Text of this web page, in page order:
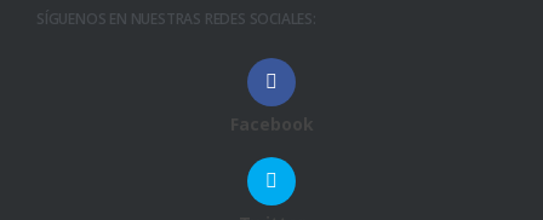
SÍGUENOS EN NUESTRAS REDES SOCIALES:
Facebook